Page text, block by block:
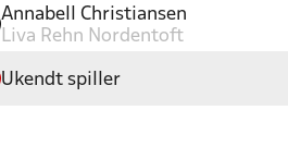
Annabell Christiansen
Liva Rehn Nordentoft
Ukendt spiller